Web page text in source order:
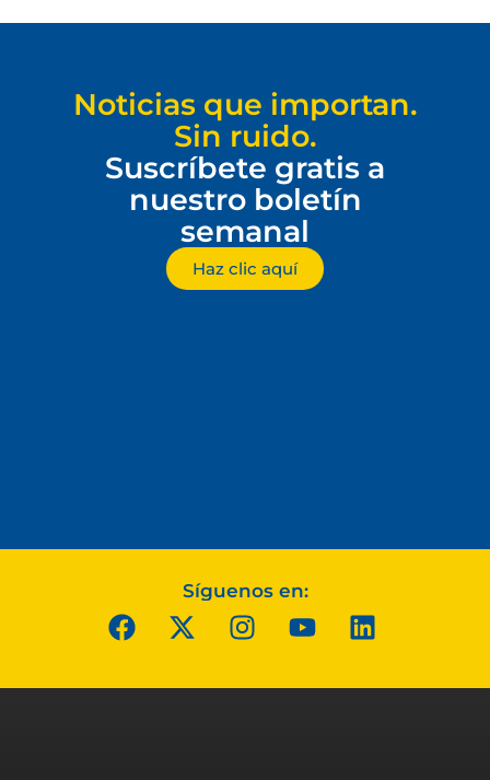
Noticias que importan.
Sin ruido.
Suscríbete gratis a
nuestro boletín
semanal
Haz clic aquí
Síguenos en: